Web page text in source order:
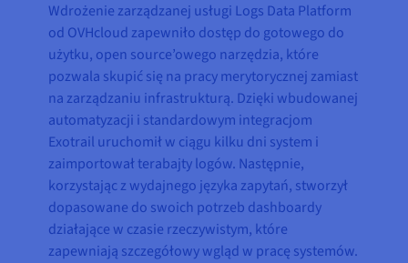
Wdrożenie zarządzanej usługi Logs Data Platform
od OVHcloud zapewniło dostęp do gotowego do
użytku, open source’owego narzędzia, które
pozwala skupić się na pracy merytorycznej zamiast
na zarządzaniu infrastrukturą. Dzięki wbudowanej
automatyzacji i standardowym integracjom
Exotrail uruchomił w ciągu kilku dni system i
zaimportował terabajty logów. Następnie,
korzystając z wydajnego języka zapytań, stworzył
dopasowane do swoich potrzeb dashboardy
działające w czasie rzeczywistym, które
zapewniają szczegółowy wgląd w pracę systemów.